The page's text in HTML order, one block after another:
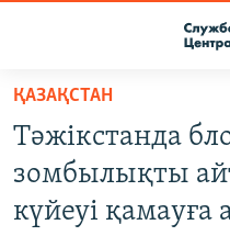
Вернуться
основному
содержанию
Вернутся
ПОДПИСКА
КОНТАКТЫ
ҚАЗАҚСТАН
Тәжікстанда
зомбылықты
күйеуі